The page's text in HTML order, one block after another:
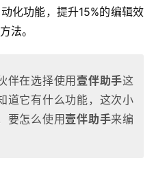
化功能，提升15%的编辑效
法。
伴在选择使用 壹伴助手这
道它有什么功能，这次小
要怎么使用 壹伴助手来编